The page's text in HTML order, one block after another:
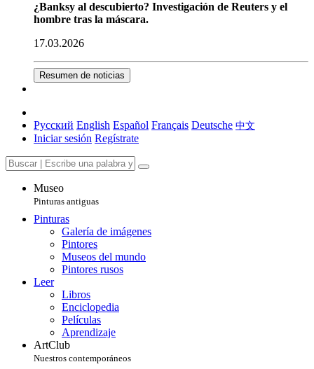
¿Banksy al descubierto? Investigación de Reuters y el
hombre tras la máscara.
17.03.2026
Resumen de noticias
Русский English Español Français Deutsche 中文
Iniciar sesión Regístrate
Museo
Pinturas antiguas
Pinturas
Galería de imágenes
Pintores
Museos del mundo
Pintores rusos
Leer
Libros
Enciclopedia
Películas
Aprendizaje
ArtClub
Nuestros contemporáneos